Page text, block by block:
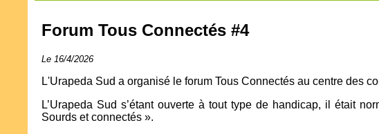
Forum Tous Connectés #4
Le 16/4/2026
L'Urapeda Sud a organisé le forum Tous Connectés au centre des
L’Urapeda Sud s’étant ouverte à tout type de handicap, il était
Sourds et connectés ».